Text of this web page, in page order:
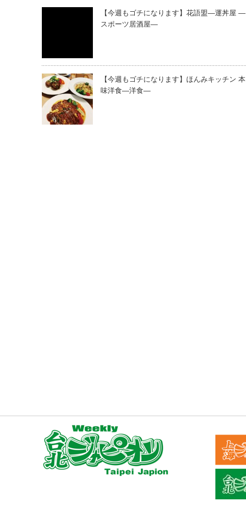
【今週もゴチになります】花語盟―運丼屋 ―
スポーツ居酒屋―
【今週もゴチになります】ほんみキッチン 本
味洋食―洋食―